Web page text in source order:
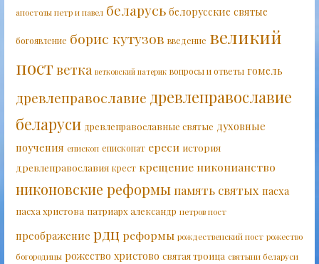
апостолы петр и павел беларусь белорусские святые
богоявление борис кутузов введение великий
постветка ветковский патерик вопросы и ответы гомель
древлеправославие древлеправославие
беларуси древлеправославные святые духовные
поучения епископ епископат ереси история
древлеправославия крест крещение никонианство
никоновские реформыпамять святых пасха
пасха христова патриарх александр петров пост
преображение рдц реформы рождественский пост рожество
богородицы рожество христово святая троица святыни беларуси